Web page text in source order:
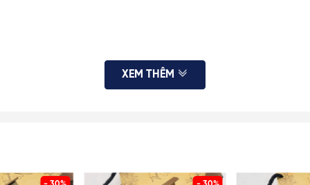
ở mức nhỏ không ảnh hưởng đến việc sử dụng. KH tham
XEM THÊM